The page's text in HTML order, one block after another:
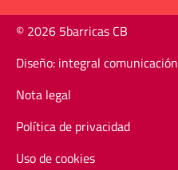
© 2026 5barricas CB
Diseño: integral comunicación
Nota legal
Política de privacidad
Uso de cookies